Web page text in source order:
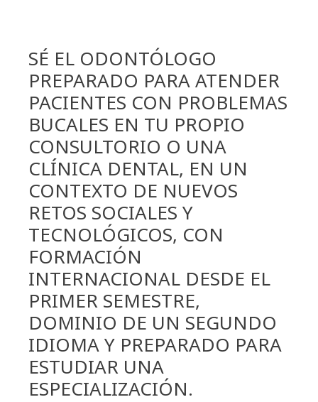
SÉ EL ODONTÓLOGO
PREPARADO PARA ATENDER
PACIENTES CON PROBLEMAS
BUCALES EN TU PROPIO
CONSULTORIO O UNA
CLÍNICA DENTAL, EN UN
CONTEXTO DE NUEVOS
RETOS SOCIALES Y
TECNOLÓGICOS, CON
FORMACIÓN
INTERNACIONAL DESDE EL
PRIMER SEMESTRE,
DOMINIO DE UN SEGUNDO
IDIOMA Y PREPARADO PARA
ESTUDIAR UNA
ESPECIALIZACIÓN.